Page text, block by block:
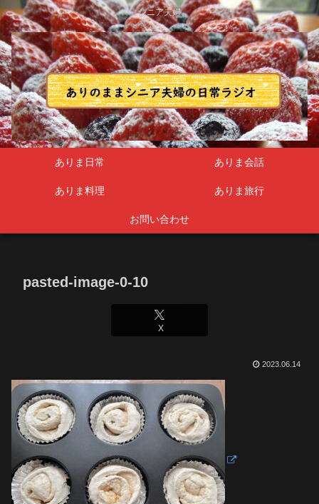
シニア夫婦
ありま日常 ありま会話
ありま料理 ありま旅行
お問い合わせ
pasted-image-0-10
X
2023.06.14